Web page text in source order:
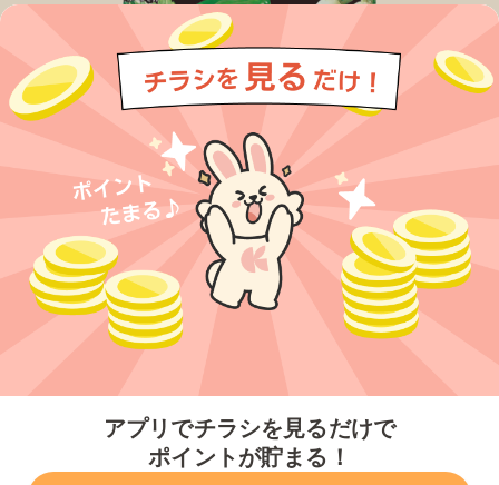
アプリでチラシを見るだけで
ポイントが貯まる！